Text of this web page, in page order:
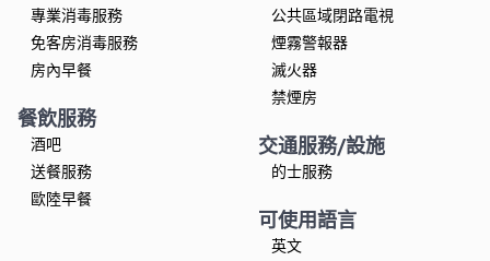
專業消毒服務
免客房消毒服務
房內早餐
餐飲服務
酒吧
送餐服務
歐陸早餐
公共區域閉路電視
煙霧警報器
滅火器
禁煙房
交通服務/設施
的士服務
可使用語言
英文